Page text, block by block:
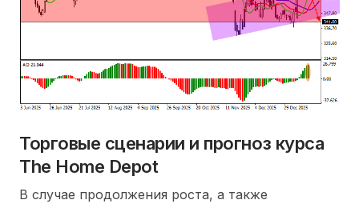
Торговые сценарии и прогноз курса
The Home Depot
В случае продолжения роста, а также